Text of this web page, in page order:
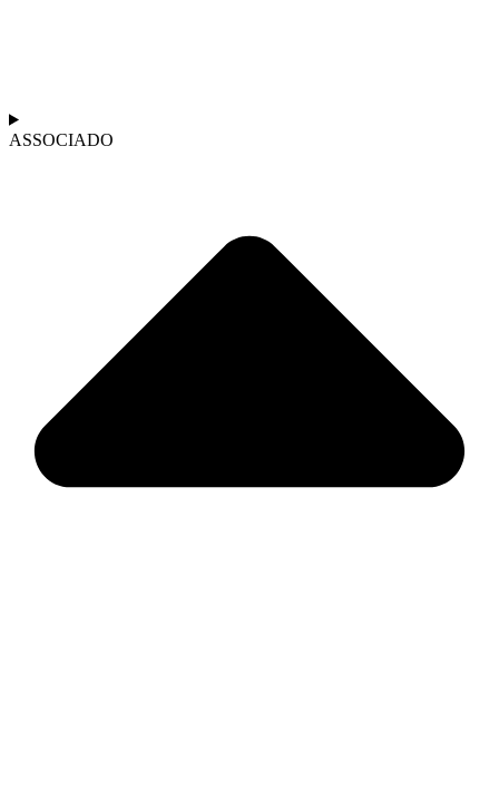
ASSOCIADO